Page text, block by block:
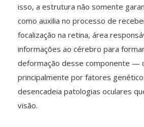
isso, a estrutura não somente
como auxilia no processo de
focalização na retina, área
informações ao cérebro para
deformação desse componente —
principalmente por fatores
desencadeia patologias oculares
visão.